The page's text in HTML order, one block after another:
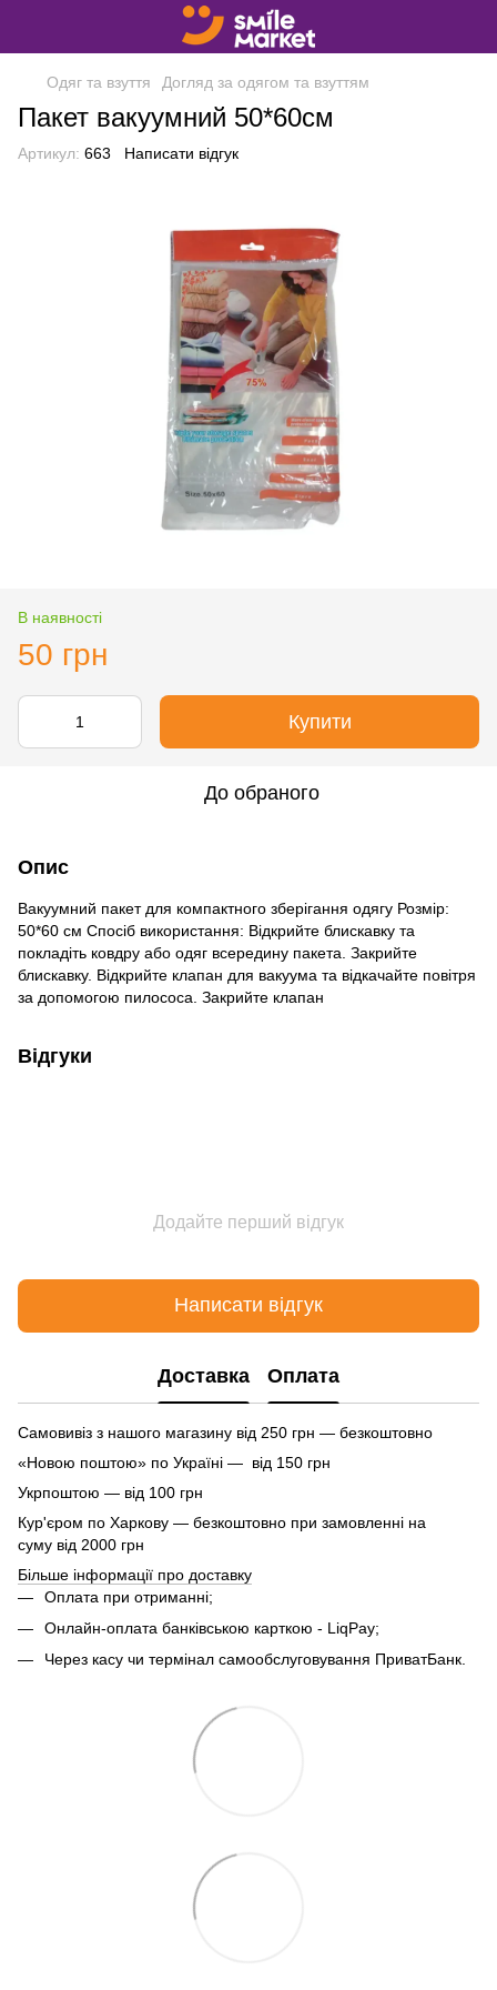
Одяг та взуття Догляд за одягом та взуттям
Пакет вакуумний 50*60см
Артикул: 663 Написати відгук
В наявності
50 грн
Купити
До обраного
Опис
Вакуумний пакет для компактного зберігання одягу Розмір:
50*60 см Спосіб використання: Відкрийте блискавку та
покладіть ковдру або одяг всередину пакета. Закрийте
блискавку. Відкрийте клапан для вакуума та відкачайте повітря
за допомогою пилососа. Закрийте клапан
Відгуки
Додайте перший відгук
Написати відгук
Доставка Оплата
Самовивіз з нашого магазину від 250 грн — безкоштовно
«Новою поштою» по Україні — від 150 грн
Укрпоштою — від 100 грн
Кур'єром по Харкову — безкоштовно при замовленні на
суму від 2000 грн
Більше інформації про доставку
Оплата при отриманні;
Онлайн-оплата банківською карткою - LiqPay;
Через касу чи термінал самообслуговування ПриватБанк.